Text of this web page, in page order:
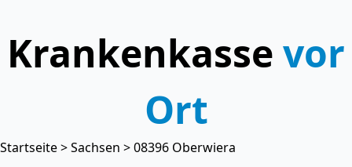
Krankenkasse vor
Ort
Startseite>Sachsen > 08396 Oberwiera